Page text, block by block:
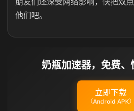
他们吧。
奶瓶加速器，免费、
立即下载
（Android APK）